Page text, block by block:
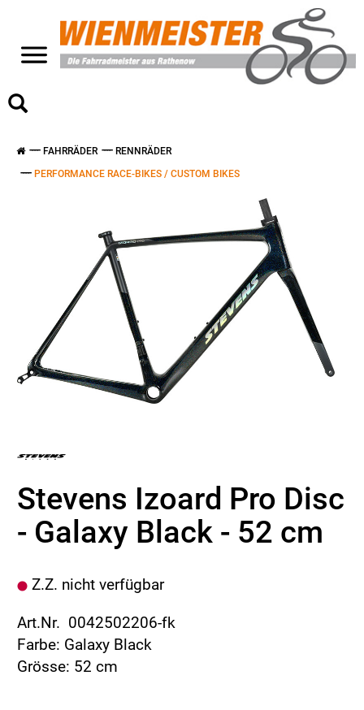
FAHRRÄDER
RENNRÄDER
PERFORMANCE RACE-BIKES / CUSTOM BIKES
Stevens Izoard Pro Disc
- Galaxy Black - 52 cm
Z.Z. nicht verfügbar
Art.Nr. 0042502206-fk
Farbe: Galaxy Black
Grösse: 52 cm